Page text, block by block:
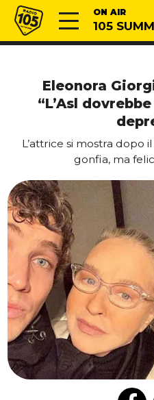
Vai al contenuto
Radio 105 ON AIR
105
Eleonora
“L’Asl
L’attrice si mostra dopo
gonfia, ma